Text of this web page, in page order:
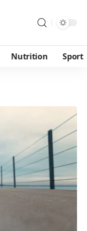
Nutrition Sport